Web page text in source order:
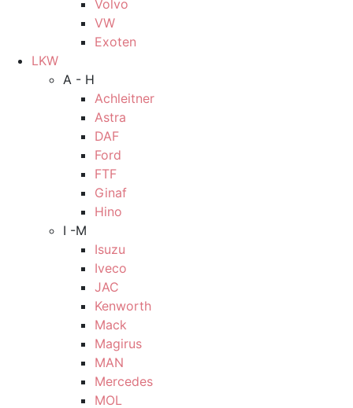
Volvo
VW
Exoten
LKW
A - H
Achleitner
Astra
DAF
Ford
FTF
Ginaf
Hino
I -M
Isuzu
Iveco
JAC
Kenworth
Mack
Magirus
MAN
Mercedes
MOL